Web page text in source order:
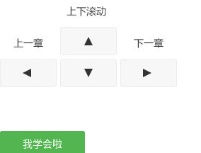
告诉他？你这两天没碰上他吧？”
了。
有空吗？帮我个忙……”
笑容，一扫在欧阳闻秋那里碰壁的郁
我学会啦